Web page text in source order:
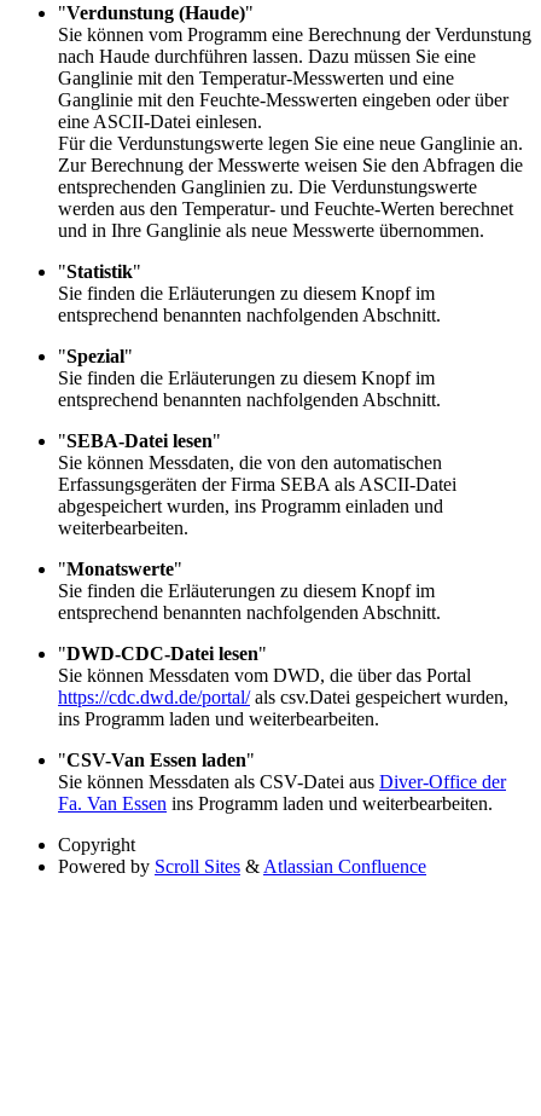
"Verdunstung (Haude)"
Sie können vom Programm eine Berechnung der Verdunstung
nach Haude durchführen lassen. Dazu müssen Sie eine
Ganglinie mit den Temperatur-Messwerten und eine
Ganglinie mit den Feuchte-Messwerten eingeben oder über
eine ASCII-Datei einlesen.
Für die Verdunstungswerte legen Sie eine neue Ganglinie an.
Zur Berechnung der Messwerte weisen Sie den Abfragen die
entsprechenden Ganglinien zu. Die Verdunstungswerte
werden aus den Temperatur- und Feuchte-Werten berechnet
und in Ihre Ganglinie als neue Messwerte übernommen.
"Statistik"
Sie finden die Erläuterungen zu diesem Knopf im
entsprechend benannten nachfolgenden Abschnitt.
"Spezial"
Sie finden die Erläuterungen zu diesem Knopf im
entsprechend benannten nachfolgenden Abschnitt.
"SEBA-Datei lesen"
Sie können Messdaten, die von den automatischen
Erfassungsgeräten der Firma SEBA als ASCII-Datei
abgespeichert wurden, ins Programm einladen und
weiterbearbeiten.
"Monatswerte"
Sie finden die Erläuterungen zu diesem Knopf im
entsprechend benannten nachfolgenden Abschnitt.
"DWD-CDC-Datei lesen"
Sie können Messdaten vom DWD, die über das Portal
https://cdc.dwd.de/portal/als csv.Datei gespeichert wurden,
ins Programm laden und weiterbearbeiten.
"CSV-Van Essen laden"
Sie können Messdaten als CSV-Datei aus Diver-Office der
Fa. Van Essen ins Programm laden und weiterbearbeiten.
Copyright
Powered by Scroll Sites & Atlassian Confluence